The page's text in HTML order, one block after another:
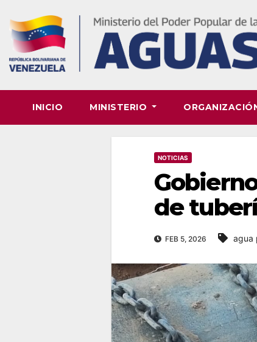
content
INICIO MINISTERIO
NOTICIAS
de
FEB 5, 2026 agua